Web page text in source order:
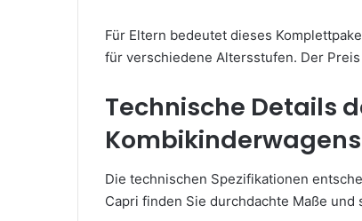
Für Eltern bedeutet dieses
für verschiedene Altersstufen. Der
Technische Details
Kombikinderwagens
Die technischen Spezifikationen
Capri finden Sie durchdachte Maße und